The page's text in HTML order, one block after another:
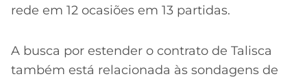
rede em 12 ocasiões em 13 partidas.
A busca por estender o contrato de Talisca
também está relacionada às sondagens de